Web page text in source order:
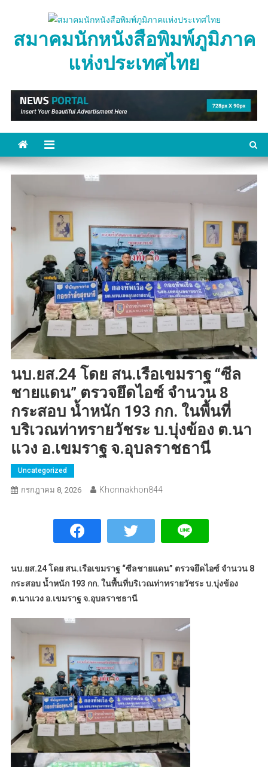
contentสมาคมนักหนังสือพิมพ์ภูมิภาค
แห่งประเทศไทย
นบ.ยส.24 โดย สน.เรือเขมราฐ “ซีล
ชายแดน” ตรวจยึดไอซ์ จำนวน 8
กระสอบ น้ำหนัก 193 กก. ในพื้นที่
บริเวณท่าทรายวัชระ บ.บุ่งข้อง ต.นา
แวง อ.เขมราฐ จ.อุบลราชธานี
Uncategorized
กรกฎาคม 8, 2026 Khonnakhon844
นบ.ยส.24 โดย สน.เรือเขมราฐ “ซีลชายแดน” ตรวจยึดไอซ์ จำนวน 8
กระสอบ น้ำหนัก 193 กก. ในพื้นที่บริเวณท่าทรายวัชระ บ.บุ่งข้อง
ต.นาแวง อ.เขมราฐ จ.อุบลราชธานี